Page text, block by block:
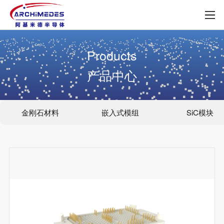
Products
产品中心
金刚石材料 嵌入式模组 SiC模块